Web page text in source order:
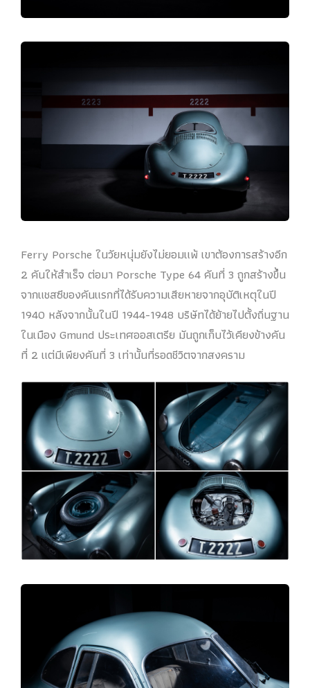
Ferry Porsche ในวัยหนุ่มยังไม่ยอมแพ้ เขาต้องการสร้างอีก
2 คันให้สำเร็จ ต่อมา Porsche Type 64 คันที่ 3 ถูกสร้างขึ้น
จากแชสซีของคันแรกที่ได้รับความเสียหายจากอุบัติเหตุในปี
1940 หลังจากนั้นในปี 1944-1948 บริษัทได้ย้ายไปตั้งถิ่นฐาน
ในเมือง Gmund ประเทศออสเตรีย มันถูกเก็บไว้เคียงข้างคัน
ที่ 2 แต่มีเพียงคันที่ 3 เท่านั้นที่รอดชีวิตจากสงคราม